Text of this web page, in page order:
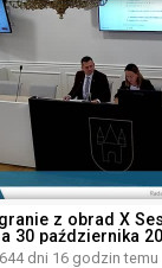
z obrad X
30 października
644 dni 16 godzin temu